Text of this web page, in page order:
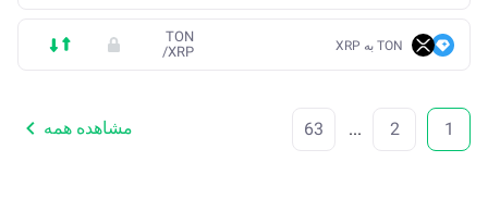
TON به XRP
TON
/XRP
1
2
...
63 مشاهده همه